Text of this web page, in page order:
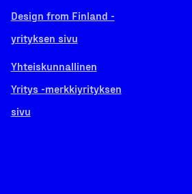
Design from Finland -
yrityksen sivu
Yhteiskunnallinen
Yritys -merkkiyrityksen
sivu